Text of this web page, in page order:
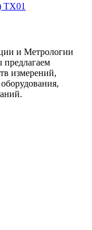
ТХ01
и Метрологии
предлагаем
измерений,